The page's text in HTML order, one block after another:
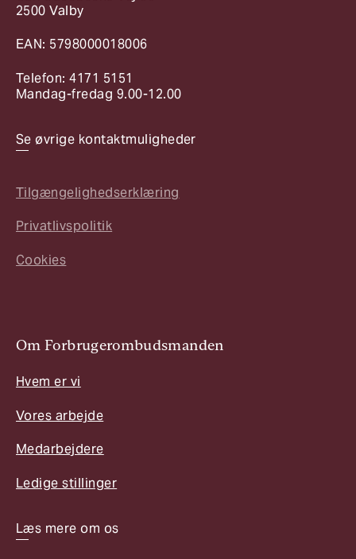
2500 Valby
EAN: 5798000018006
Telefon: 4171 5151
Mandag-fredag 9.00-12.00
Se øvrige kontaktmuligheder
Tilgængelighedserklæring
Privatlivspolitik
Cookies
Om Forbrugerombudsmanden
Hvem er vi
Vores arbejde
Medarbejdere
Ledige stillinger
Læs mere om os